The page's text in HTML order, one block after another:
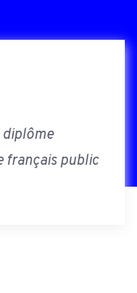
diplôme
français public